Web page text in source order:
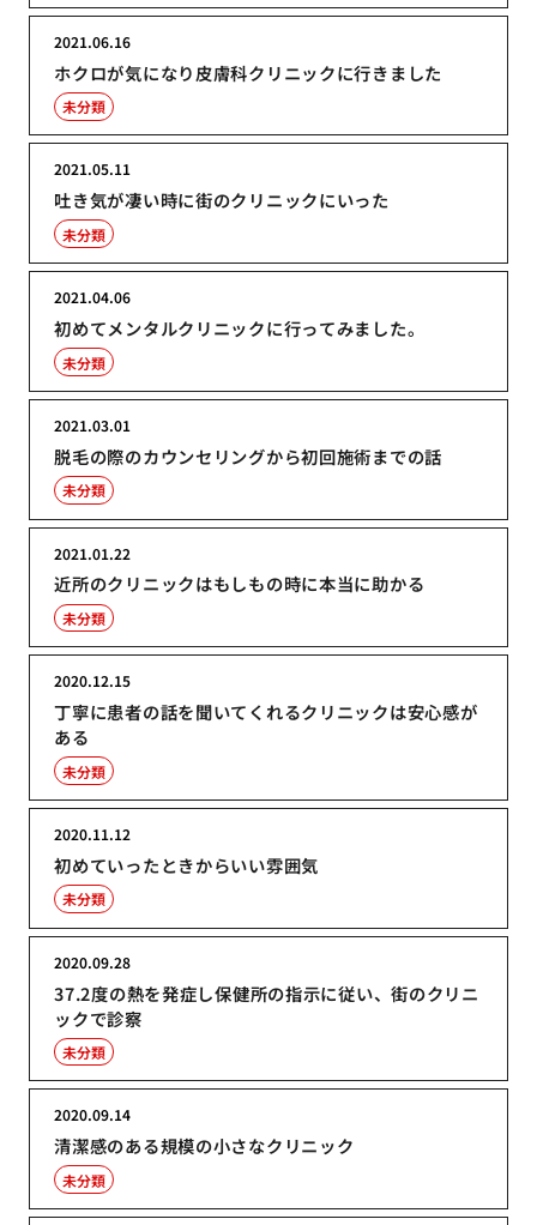
ホクロが気になり皮膚科クリニックに行きました
2021.06.16
未分類
吐き気が凄い時に街のクリニックにいった
2021.05.11
未分類
初めてメンタルクリニックに行ってみました。
2021.04.06
未分類
脱毛の際のカウンセリングから初回施術までの話
2021.03.01
未分類
近所のクリニックはもしもの時に本当に助かる
2021.01.22
未分類
丁寧に患者の話を聞いてくれるクリニックは安心感が
ある
2020.12.15
未分類
初めていったときからいい雰囲気
2020.11.12
未分類
37.2度の熱を発症し保健所の指示に従い、街のクリニ
ックで診察
2020.09.28
未分類
清潔感のある規模の小さなクリニック
2020.09.14
未分類